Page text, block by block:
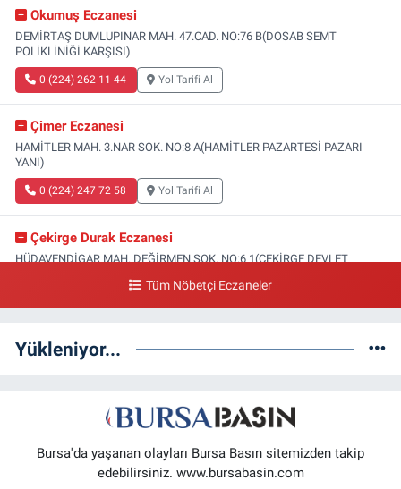
Okumuş Eczanesi
DEMİRTAŞ DUMLUPINAR MAH. 47.CAD. NO:76 B(DOSAB SEMT
POLİKLİNİĞİ KARŞISI)
0 (224) 262 11 44 Yol Tarifi Al
Çimer Eczanesi
HAMİTLER MAH. 3.NAR SOK. NO:8 A(HAMİTLER PAZARTESİ PAZARI
YANI)
0 (224) 247 72 58 Yol Tarifi Al
Çekirge Durak Eczanesi
HÜDAVENDİGAR MAH. DEĞİRMEN SOK. NO:6 1(ÇEKİRGE DEVLET
Engin Eczanesi
0 (224) 232 04 02 Yol Tarifi Al
Altınoluk Eczanesi
BAŞARAN MAH. 3.BAŞARAN SOK. NO:4(BAŞARAN SAĞLIK OCAĞI YANI)
Tüm Nöbetçi Eczaneler
Yükleniyor...
Bursa'da yaşanan olayları Bursa Basın sitemizden takip
edebilirsiniz. www.bursabasin.com